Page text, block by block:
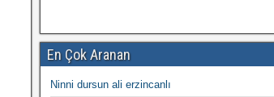
En Çok Aranan
Ninni dursun ali erzincanlı